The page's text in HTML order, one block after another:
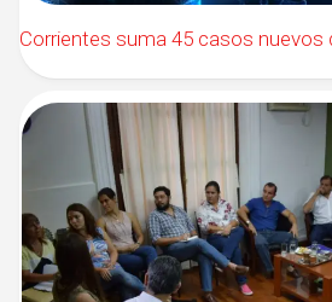
Corrientes suma 45 casos nuevos